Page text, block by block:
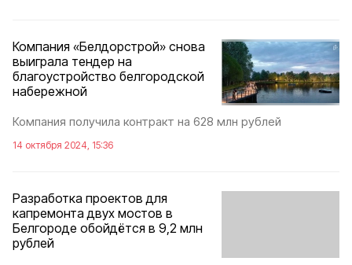
Компания «Белдорстрой» снова
выиграла тендер на
благоустройство белгородской
набережной
Компания получила контракт на 628 млн рублей
14 октября 2024, 15:36
Разработка проектов для
капремонта двух мостов в
Белгороде обойдётся в 9,2 млн
рублей